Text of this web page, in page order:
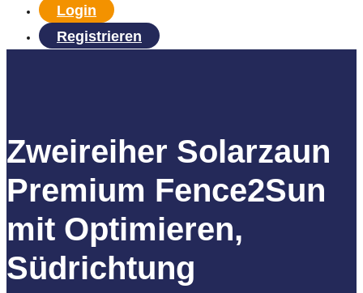
Login
Registrieren
Zweireiher Solarzaun
Premium Fence2Sun
mit Optimieren,
Südrichtung